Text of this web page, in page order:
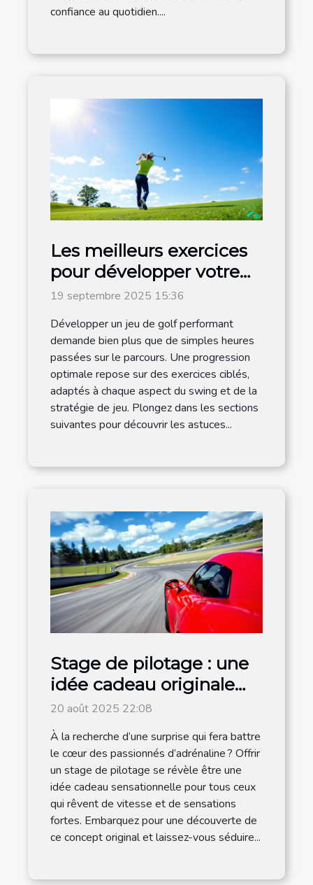
confiance au quotidien....
Les meilleurs exercices
pour développer votre
jeu de golf
19 septembre 2025 15:36
Développer un jeu de golf performant
demande bien plus que de simples heures
passées sur le parcours. Une progression
optimale repose sur des exercices ciblés,
adaptés à chaque aspect du swing et de la
stratégie de jeu. Plongez dans les sections
suivantes pour découvrir les astuces...
Stage de pilotage : une
idée cadeau originale
pour les amateurs de
vitesse
20 août 2025 22:08
À la recherche d’une surprise qui fera battre
le cœur des passionnés d’adrénaline ? Offrir
un stage de pilotage se révèle être une
idée cadeau sensationnelle pour tous ceux
qui rêvent de vitesse et de sensations
fortes. Embarquez pour une découverte de
ce concept original et laissez-vous séduire...